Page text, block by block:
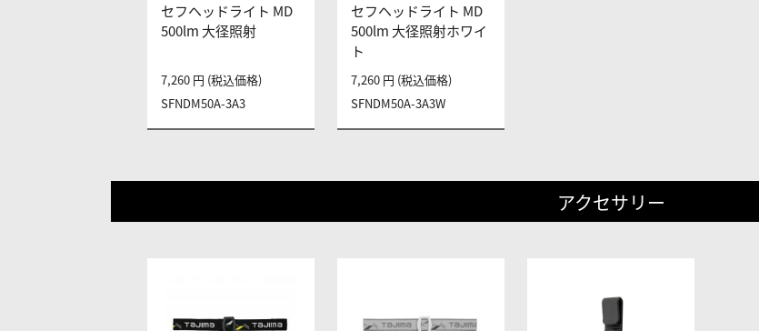
セフヘッドライト MD
500lm 大径照射
SFNDM50A-3A3
7,260 円 (税込価格)
セフヘッドライト MD
500lm 大径照射ホワイ
ト
SFNDM50A-3A3W
7,260 円 (税込価格)
アクセサリー